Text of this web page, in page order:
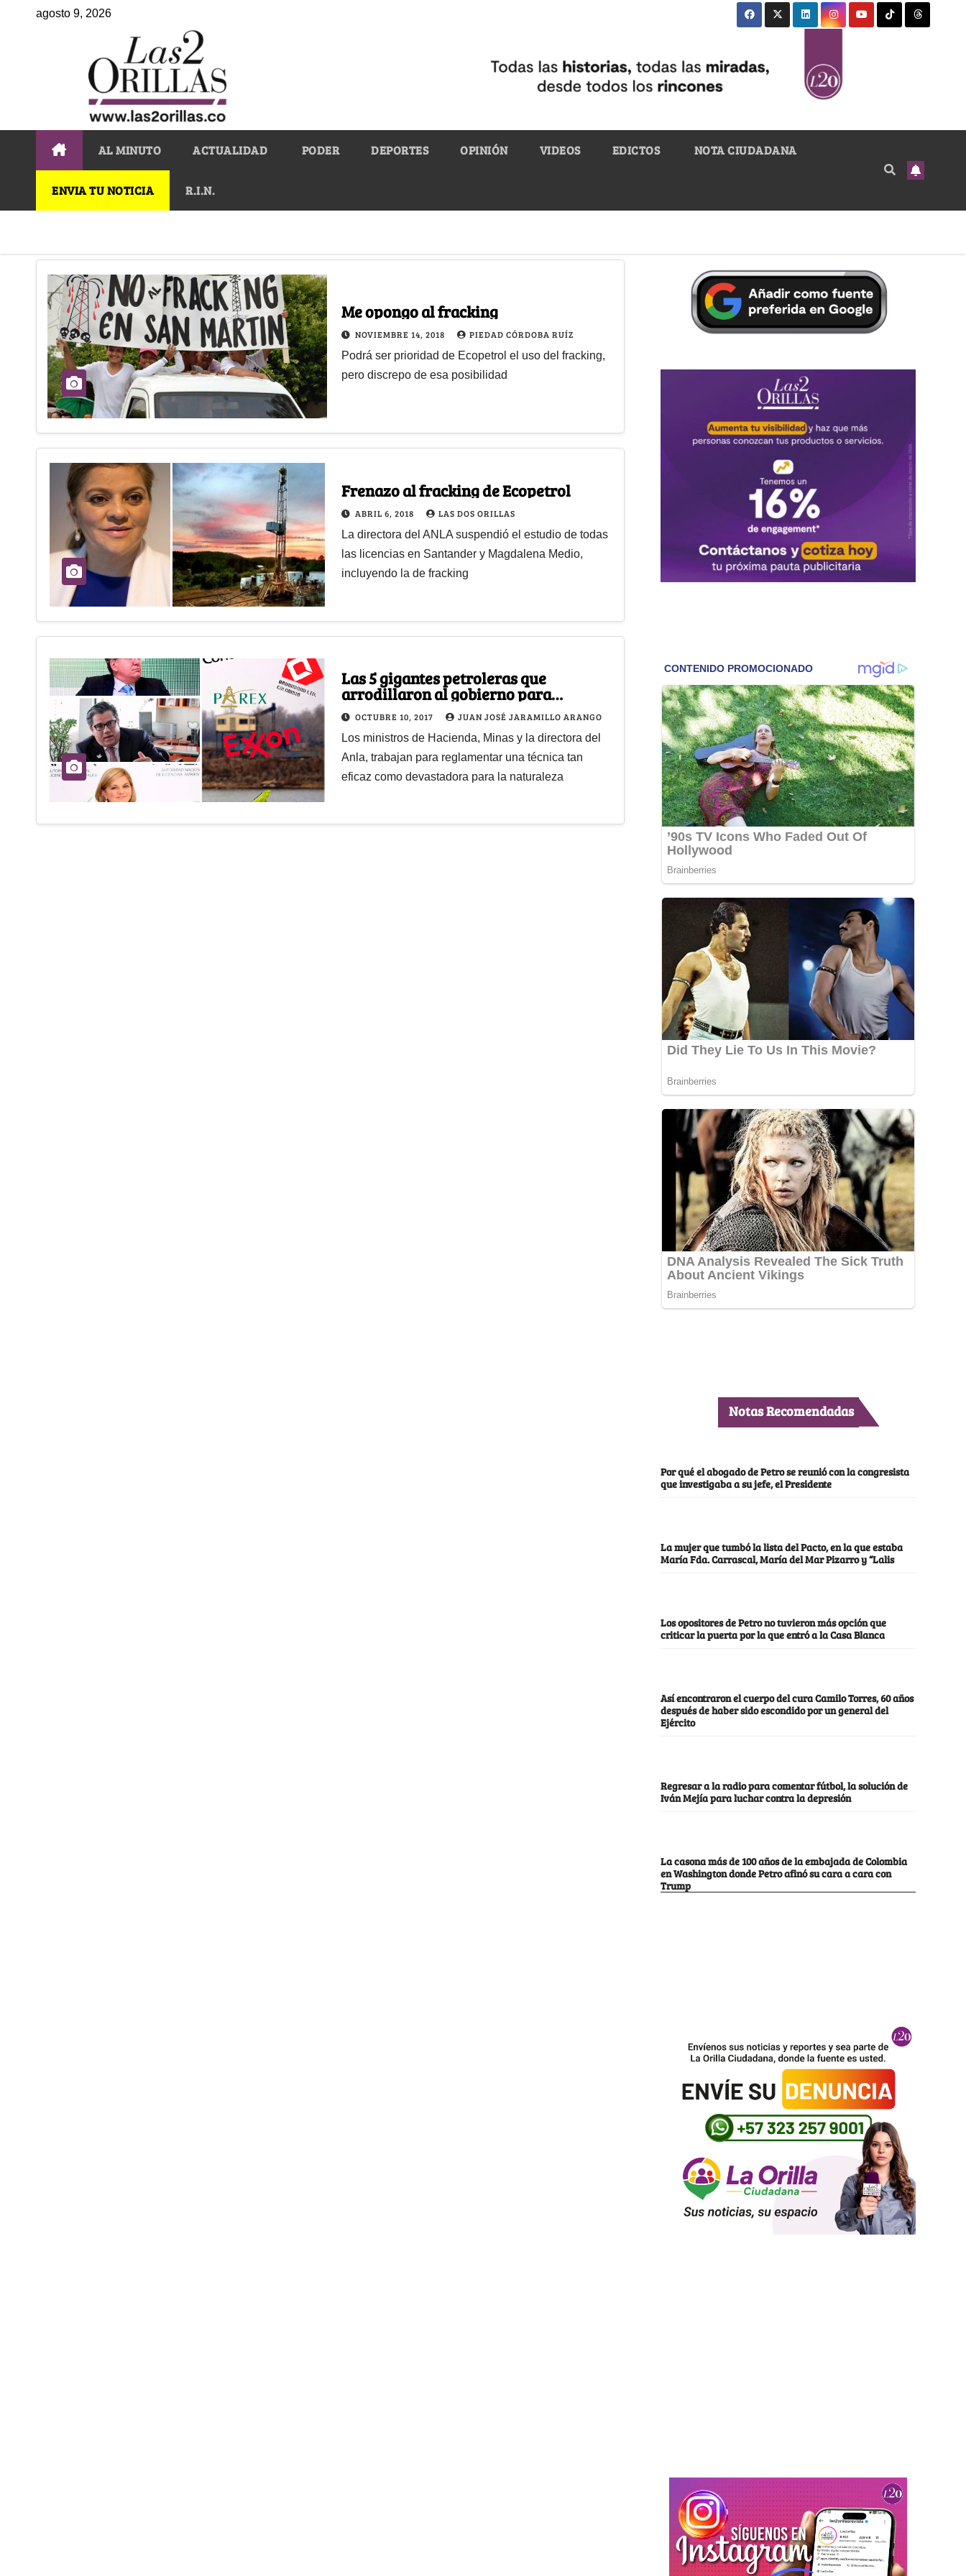
agosto 9, 2026
AL MINUTO ACTUALIDAD PODER DEPORTES OPINIÓN VIDEOS EDICTOS NOTA CIUDADANA
ENVIA TU NOTICIA R.I.N.
Me opongo al fracking
NOVIEMBRE 14, 2018 PIEDAD CÓRDOBA RUÍZ
Podrá ser prioridad de Ecopetrol el uso del fracking,
pero discrepo de esa posibilidad
Frenazo al fracking de Ecopetrol
ABRIL 6, 2018 LAS DOS ORILLAS
La directora del ANLA suspendió el estudio de todas
las licencias en Santander y Magdalena Medio,
incluyendo la de fracking
Las 5 gigantes petroleras que
arrodillaron al gobierno para
permitir el fracking
OCTUBRE 10, 2017 JUAN JOSÉ JARAMILLO ARANGO
Los ministros de Hacienda, Minas y la directora del
Anla, trabajan para reglamentar una técnica tan
eficaz como devastadora para la naturaleza
Notas Recomendadas
Por qué el abogado de Petro se reunió con la congresista
que investigaba a su jefe, el Presidente
La mujer que tumbó la lista del Pacto, en la que estaba
María Fda. Carrascal, María del Mar Pizarro y “Lalis
Los opositores de Petro no tuvieron más opción que
criticar la puerta por la que entró a la Casa Blanca
Así encontraron el cuerpo del cura Camilo Torres, 60 años
después de haber sido escondido por un general del
Ejército
Regresar a la radio para comentar fútbol, la solución de
Iván Mejía para luchar contra la depresión
La casona más de 100 años de la embajada de Colombia
en Washington donde Petro afinó su cara a cara con
Trump